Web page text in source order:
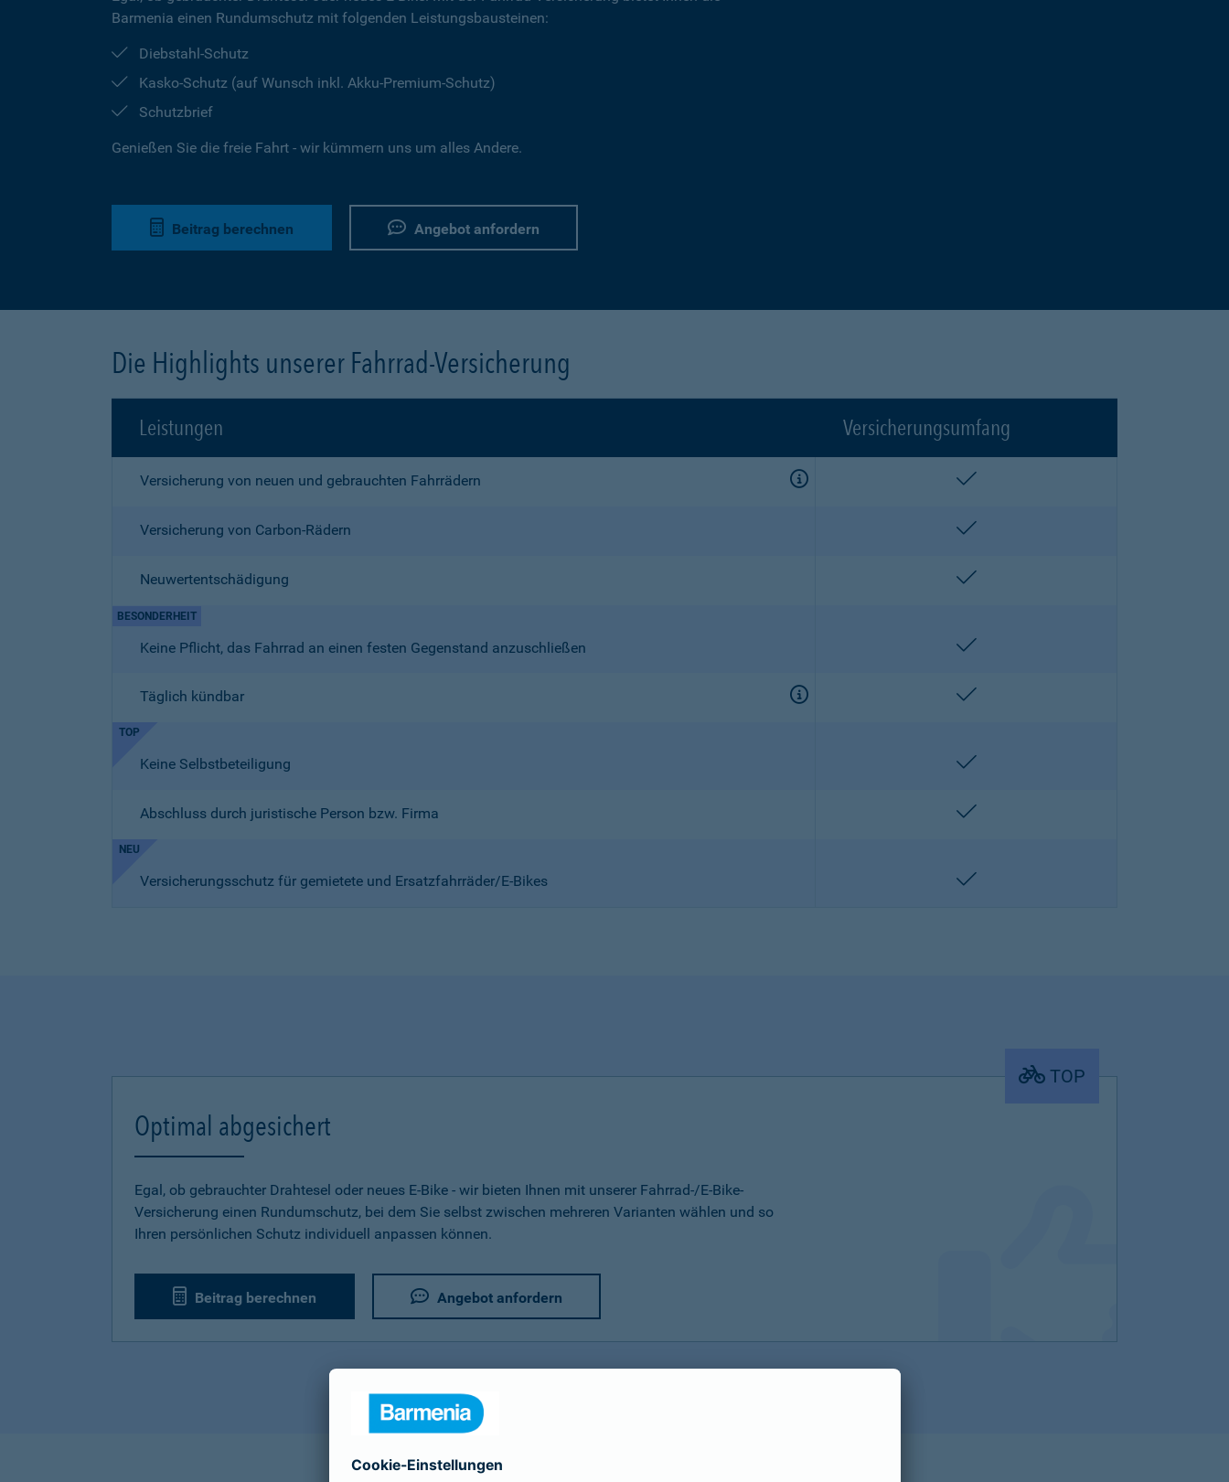
Barmenia einen Rundumschutz mit folgenden Leistungsbausteinen:
Diebstahl-Schutz
Kasko-Schutz (auf Wunsch inkl. Akku-Premium-Schutz)
Schutzbrief
Genießen Sie die freie Fahrt - wir kümmern uns um alles Andere.
Beitrag berechnen Angebot anfordern
Die Highlights unserer Fahrrad-Versicherung
Leistungen Versicherungsumfang
Versicherung von neuen und gebrauchten Fahrrädern enthalten
Versicherung von Carbon-Rädern enthalten
Neuwertentschädigung enthalten
Keine Pflicht, das Fahrrad an einen festen Gegenstand anzuschließen
BESONDERHEIT
enthalten
Täglich kündbar enthalten
TOP
Keine Selbstbeteiligung enthalten
Abschluss durch juristische Person bzw. Firma enthalten
NEU
Versicherungsschutz für gemietete und Ersatzfahrräder/E-Bikes enthalten
TOP
Optimal abgesichert
Egal, ob gebrauchter Drahtesel oder neues E-Bike - wir bieten Ihnen mit unserer Fahrrad-/E-Bike-
Versicherung einen Rundumschutz, bei dem Sie selbst zwischen mehreren Varianten wählen und so
Ihren persönlichen Schutz individuell anpassen können.
Beitrag berechnen Angebot anfordern